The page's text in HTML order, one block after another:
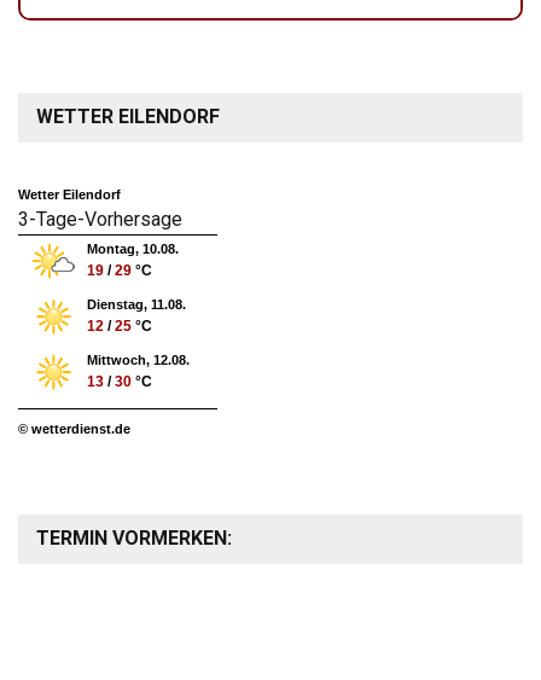
WETTER EILENDORF
Wetter Eilendorf
3-Tage-Vorhersage
Montag, 10.08.
19 /29 °C
Dienstag, 11.08.
12 /25 °C
Mittwoch, 12.08.
13 /30 °C
© wetterdienst.de
TERMIN VORMERKEN: